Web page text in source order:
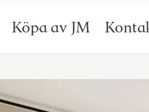
Köpa av JM